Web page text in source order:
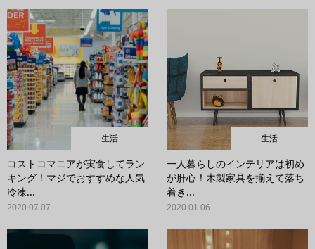
生活
コストコマニアが実食してラン
キング！マジでおすすめな人気
冷凍...
2020.07.07
生活
一人暮らしのインテリアは初め
が肝心！木製家具を揃えて落ち
着き...
2020.01.06